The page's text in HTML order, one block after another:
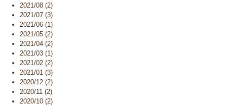
2021/08 (2)
2021/07 (3)
2021/06 (1)
2021/05 (2)
2021/04 (2)
2021/03 (1)
2021/02 (2)
2021/01 (3)
2020/12 (2)
2020/11 (2)
2020/10 (2)